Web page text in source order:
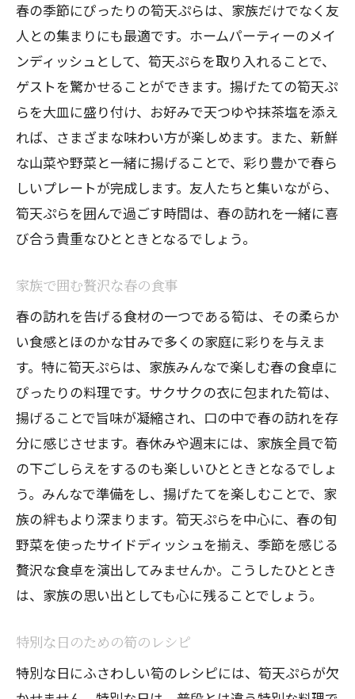
春の季節にぴったりの筍天ぷらは、家族だけでなく友
人との集まりにも最適です。ホームパーティーのメイ
ンディッシュとして、筍天ぷらを取り入れることで、
ゲストを驚かせることができます。揚げたての筍天ぷ
らを大皿に盛り付け、お好みで天つゆや抹茶塩を添え
れば、さまざまな味わい方が楽しめます。また、新鮮
な山菜や野菜と一緒に揚げることで、彩り豊かで春ら
しいプレートが完成します。友人たちと集いながら、
筍天ぷらを囲んで過ごす時間は、春の訪れを一緒に喜
び合う貴重なひとときとなるでしょう。
家族で囲む贅沢な春の食事
春の訪れを告げる食材の一つである筍は、その柔らか
い食感とほのかな甘みで多くの家庭に彩りを与えま
す。特に筍天ぷらは、家族みんなで楽しむ春の食卓に
ぴったりの料理です。サクサクの衣に包まれた筍は、
揚げることで旨味が凝縮され、口の中で春の訪れを存
分に感じさせます。春休みや週末には、家族全員で筍
の下ごしらえをするのも楽しいひとときとなるでしょ
う。みんなで準備をし、揚げたてを楽しむことで、家
族の絆もより深まります。筍天ぷらを中心に、春の旬
野菜を使ったサイドディッシュを揃え、季節を感じる
贅沢な食卓を演出してみませんか。こうしたひととき
は、家族の思い出としても心に残ることでしょう。
特別な日のための筍のレシピ
特別な日にふさわしい筍のレシピには、筍天ぷらが欠